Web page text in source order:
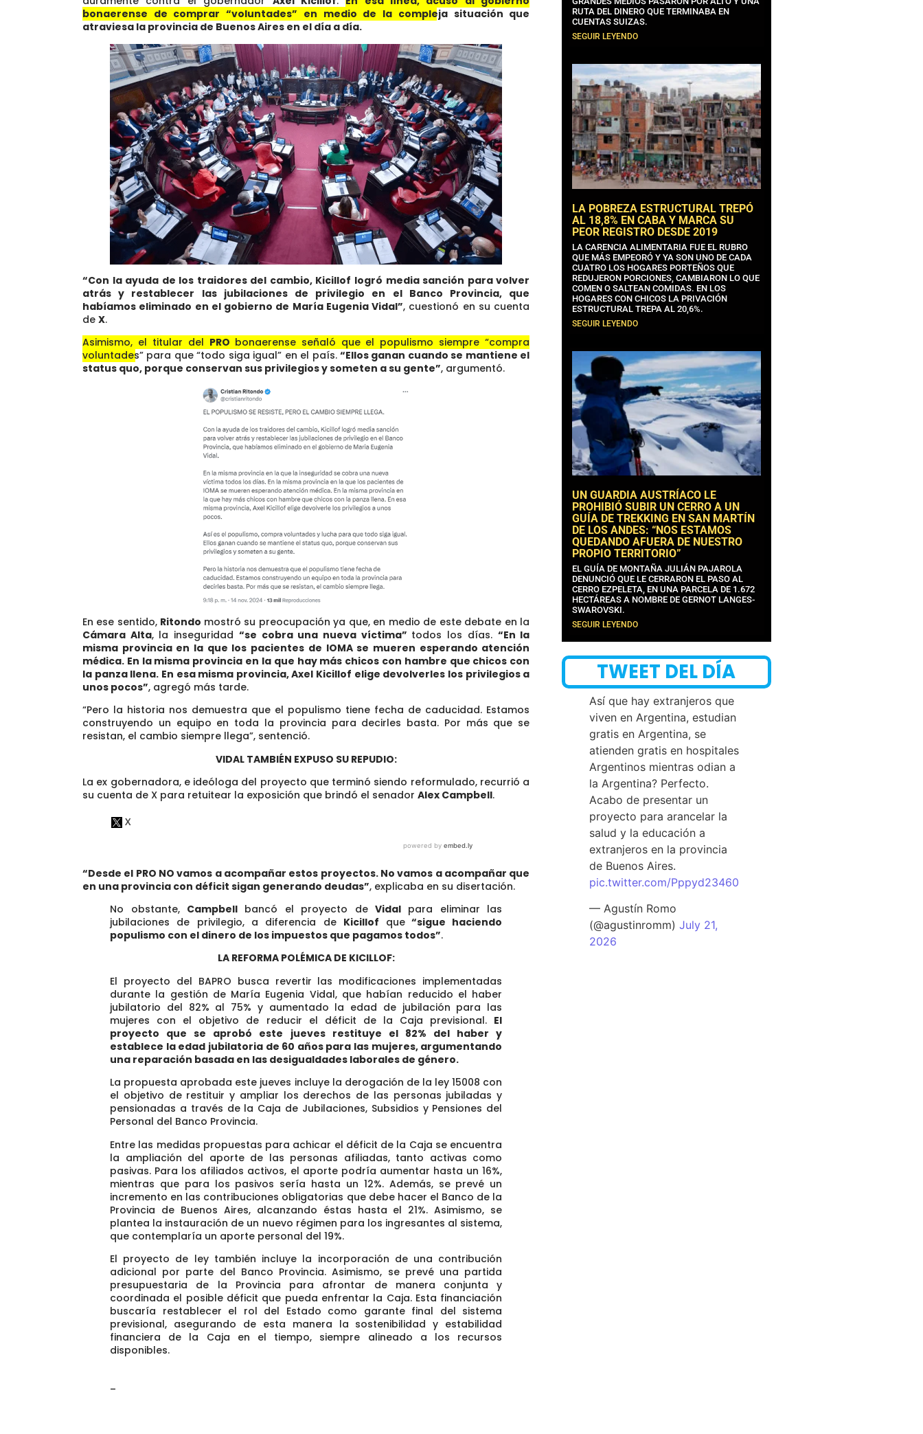
bonaerense de comprar “voluntades” en medio de la compleja situación que
atraviesa la provincia de Buenos Aires en el día a día.
“Con la ayuda de los traidores del cambio, Kicillof logró media sanción para volver
atrás y restablecer las jubilaciones de privilegio en el Banco Provincia, que
habíamos eliminado en el gobierno de María Eugenia Vidal”, cuestionó en su cuenta
de X.
Asimismo, el titular del PRO bonaerense señaló que el populismo siempre “compra
voluntades” para que “todo siga igual” en el país.“Ellos ganan cuando se mantiene el
status quo, porque conservan sus privilegios y someten a su gente”, argumentó.
En ese sentido, Ritondo mostró su preocupación ya que, en medio de este debate en la
Cámara Alta, la inseguridad “se cobra una nueva víctima” todos los días. “En la
misma provincia en la que los pacientes de IOMA se mueren esperando atención
médica. En la misma provincia en la que hay más chicos con hambre que chicos con
la panza llena. En esa misma provincia, Axel Kicillof elige devolverles los privilegios a
unos pocos”, agregó más tarde.
“Pero la historia nos demuestra que el populismo tiene fecha de caducidad. Estamos
construyendo un equipo en toda la provincia para decirles basta. Por más que se
resistan, el cambio siempre llega”, sentenció.
VIDAL TAMBIÉN EXPUSO SU REPUDIO:
La ex gobernadora, e ideóloga del proyecto que terminó siendo reformulado, recurrió a
su cuenta de X para retuitear la exposición que brindó el senador Alex Campbell.
“Desde el PRO NO vamos a acompañar estos proyectos. No vamos a acompañar que
en una provincia con déficit sigan generando deudas”, explicaba en su disertación.
No obstante, Campbell bancó el proyecto deVidal para eliminar las
jubilaciones de privilegio, a diferencia de Kicillof que“sigue haciendo
populismo con el dinero de los impuestos que pagamos todos”.
LA REFORMA POLÉMICA DE KICILLOF:
El proyecto del BAPRO busca revertir las modificaciones implementadas
durante la gestión de María Eugenia Vidal, que habían reducido el haber
jubilatorio del 82% al 75% y aumentado la edad de jubilación para las
mujeres con el objetivo de reducir el déficit de la Caja previsional. El
proyecto que se aprobó este jueves restituye el 82% del haber y
establece la edad jubilatoria de 60 años para las mujeres, argumentando
una reparación basada en las desigualdades laborales de género.
La propuesta aprobada este jueves incluye la derogación de la ley 15008 con
el objetivo de restituir y ampliar los derechos de las personas jubiladas y
pensionadas a través de la Caja de Jubilaciones, Subsidios y Pensiones del
Personal del Banco Provincia.
Entre las medidas propuestas para achicar el déficit de la Caja se encuentra
la ampliación del aporte de las personas afiliadas, tanto activas como
pasivas. Para los afiliados activos, el aporte podría aumentar hasta un 16%,
mientras que para los pasivos sería hasta un 12%. Además, se prevé un
incremento en las contribuciones obligatorias que debe hacer el Banco de la
Provincia de Buenos Aires, alcanzando éstas hasta el 21%. Asimismo, se
plantea la instauración de un nuevo régimen para los ingresantes al sistema,
que contemplaría un aporte personal del 19%.
El proyecto de ley también incluye la incorporación de una contribución
adicional por parte del Banco Provincia. Asimismo, se prevé una partida
presupuestaria de la Provincia para afrontar de manera conjunta y
coordinada el posible déficit que pueda enfrentar la Caja. Esta financiación
buscaría restablecer el rol del Estado como garante final del sistema
previsional, asegurando de esta manera la sostenibilidad y estabilidad
financiera de la Caja en el tiempo, siempre alineado a los recursos
disponibles.
–
RUTA DEL DINERO QUE TERMINABA EN
CUENTAS SUIZAS.
SEGUIR LEYENDO
LA POBREZA ESTRUCTURAL TREPÓ
AL 18,8% EN CABA Y MARCA SU
PEOR REGISTRO DESDE 2019
LA CARENCIA ALIMENTARIA FUE EL RUBRO
QUE MÁS EMPEORÓ Y YA SON UNO DE CADA
CUATRO LOS HOGARES PORTEÑOS QUE
REDUJERON PORCIONES, CAMBIARON LO QUE
COMEN O SALTEAN COMIDAS. EN LOS
HOGARES CON CHICOS LA PRIVACIÓN
ESTRUCTURAL TREPA AL 20,6%.
SEGUIR LEYENDO
UN GUARDIA AUSTRÍACO LE
PROHIBIÓ SUBIR UN CERRO A UN
GUÍA DE TREKKING EN SAN MARTÍN
DE LOS ANDES: “NOS ESTAMOS
QUEDANDO AFUERA DE NUESTRO
PROPIO TERRITORIO”
EL GUÍA DE MONTAÑA JULIÁN PAJAROLA
DENUNCIÓ QUE LE CERRARON EL PASO AL
CERRO EZPELETA, EN UNA PARCELA DE 1.672
HECTÁREAS A NOMBRE DE GERNOT LANGES-
SWAROVSKI.
SEGUIR LEYENDO
TWEET DEL DÍA
Así que hay extranjeros que
viven en Argentina, estudian
gratis en Argentina, se
atienden gratis en hospitales
Argentinos mientras odian a
la Argentina? Perfecto.
Acabo de presentar un
proyecto para arancelar la
salud y la educación a
extranjeros en la provincia
de Buenos Aires.
pic.twitter.com/Pppyd23460
— Agustín Romo
(@agustinromm)July 21,
2026